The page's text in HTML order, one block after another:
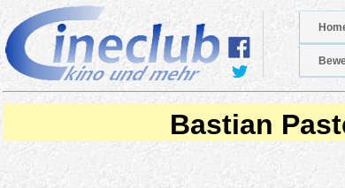
Bastian